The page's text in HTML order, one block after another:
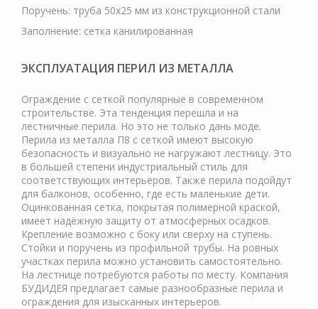
Поручень: труба 50х25 мм из конструкционной стали
Заполнение: сетка канилированная
ЭКСПЛУАТАЦИЯ ПЕРИЛ ИЗ МЕТАЛЛА
Ограждение с сеткой популярные в современном
строительстве. Эта тенденция перешла и на
лестничные перила. Но это не только дань моде.
Перила из металла П8 с сеткой имеют высокую
безопасность и визуально не нагружают лестницу. Это
в большей степени индустриальный стиль для
соответствующих интерьеров. Также перила подойдут
для балконов, особенно, где есть маленькие дети.
Оцинкованная сетка, покрытая полимерной краской,
имеет надёжную защиту от атмосферных осадков.
Крепление возможно с боку или сверху на ступень.
Стойки и поручень из профильной трубы. На ровных
участках перила можно установить самостоятельно.
На лестнице потребуются работы по месту. Компания
БУДИДЕЯ предлагает самые разнообразные перила и
ограждения для изысканных интерьеров.